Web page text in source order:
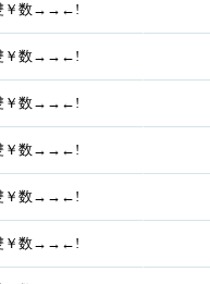
￥数→→←!
￥数→→←!
￥数→→←!
￥数→→←!
￥数→→←!
￥数→→←!